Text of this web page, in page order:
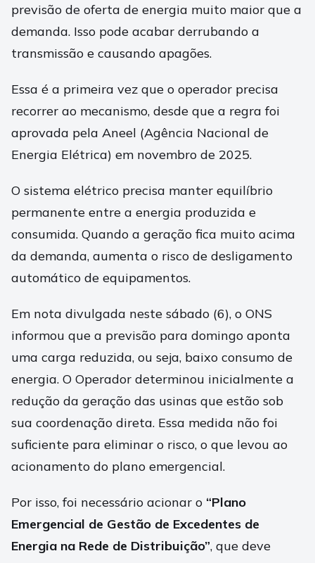
previsão de oferta de energia muito maior que a
demanda. Isso pode acabar derrubando a
transmissão e causando apagões.
Essa é a primeira vez que o operador precisa
recorrer ao mecanismo, desde que a regra foi
aprovada pela Aneel (Agência Nacional de
Energia Elétrica) em novembro de 2025.
O sistema elétrico precisa manter equilíbrio
permanente entre a energia produzida e
consumida. Quando a geração fica muito acima
da demanda, aumenta o risco de desligamento
automático de equipamentos.
Em nota divulgada neste sábado (6), o ONS
informou que a previsão para domingo aponta
uma carga reduzida, ou seja, baixo consumo de
energia. O Operador determinou inicialmente a
redução da geração das usinas que estão sob
sua coordenação direta. Essa medida não foi
suficiente para eliminar o risco, o que levou ao
acionamento do plano emergencial.
Por isso, foi necessário acionar o “Plano
Emergencial de Gestão de Excedentes de
Energia na Rede de Distribuição”, que deve